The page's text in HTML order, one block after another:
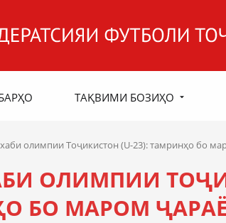
ТАҚВИМИ БОЗИҲО
олимпии Тоҷикистон (U-23): тамринҳо бо
ОЛИМПИИ
БО МАРОМ